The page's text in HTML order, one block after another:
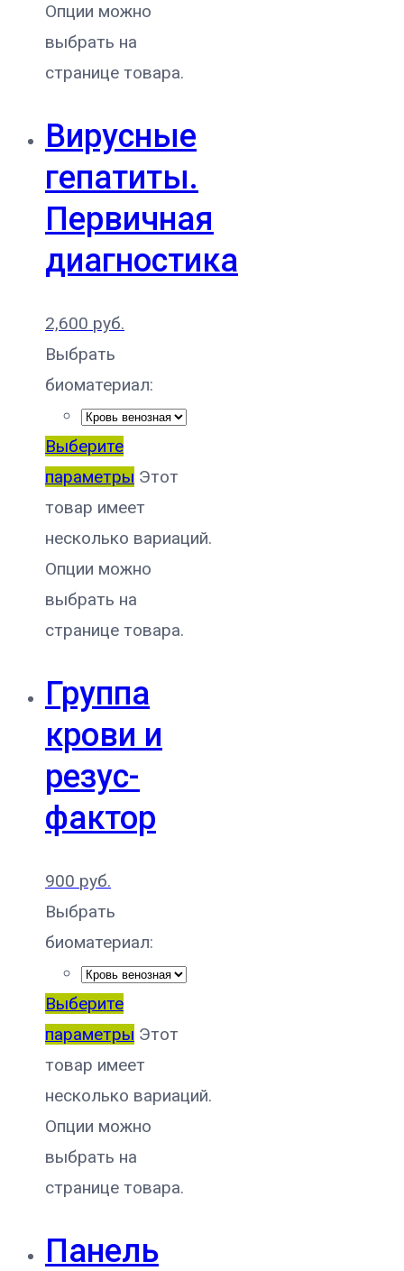
Опции можно
выбрать на
странице товара.
Вирусные
гепатиты.
Первичная
диагностика
2,600 руб.
Выбрать
биоматериал:
Выберите
параметры Этот
товар имеет
несколько вариаций.
Опции можно
выбрать на
странице товара.
Группа
крови и
резус-
фактор
900 руб.
Выбрать
биоматериал:
Выберите
параметры Этот
товар имеет
несколько вариаций.
Опции можно
выбрать на
странице товара.
Панель